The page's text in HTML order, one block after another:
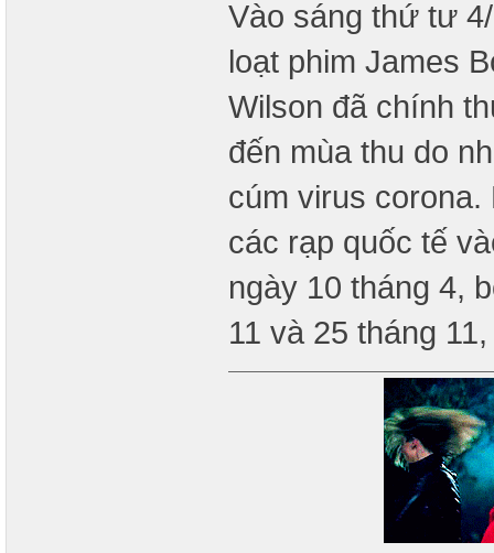
Vào sáng thứ tư
loạt phim James
Wilson đã chính
đến mùa thu do
cúm virus
các rạp quốc tế
ngày 10 tháng 4,
11 và 25 tháng